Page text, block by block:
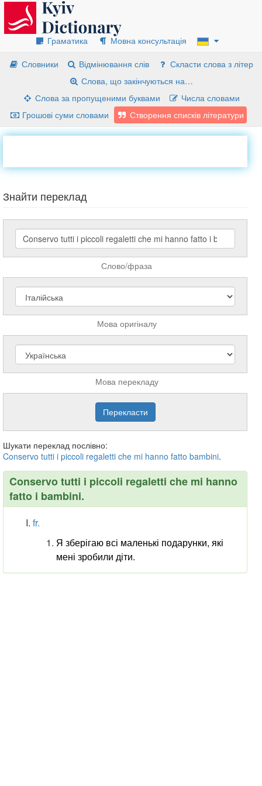
Граматика
Мовна консультація
Словники
Відмінювання слів
Скласти слова з літер
Слова, що закінчуються на…
Слова за пропущеними буквами
Числа словами
Грошові суми словами
Створення списків літератури
Знайти переклад
Слово/фраза
Мова оригіналу
Мова перекладу
Шукати переклад послівно:
Conservo tutti i piccoli regaletti che mi hanno fatto bambini.
Conservo tutti i piccoli regaletti che mi hanno
fatto i bambini.
fr.
Я зберігаю всі маленькі подарунки, які
мені зробили діти.